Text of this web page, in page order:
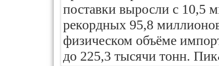
поставки выросли с 10,5
рекордных 95,8
физическом объёме
до 225,3 тысячи тонн.